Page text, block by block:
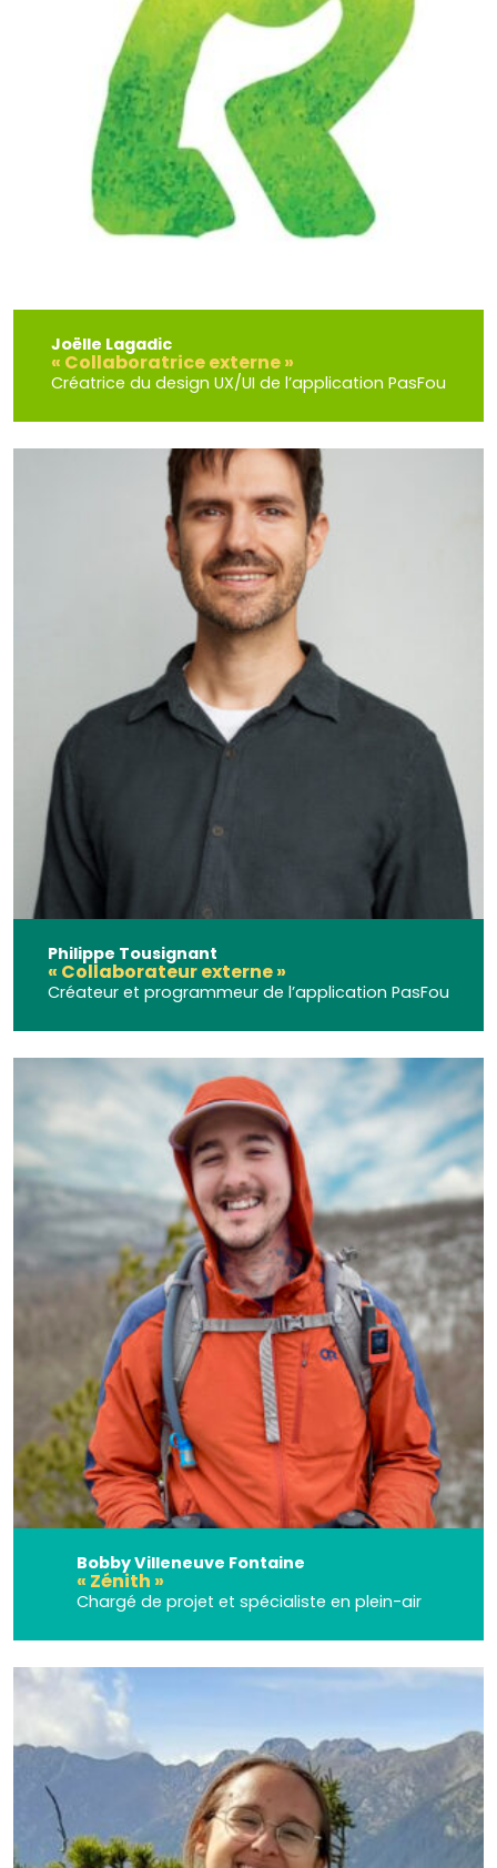
Joëlle Lagadic
« Collaboratrice externe »
Créatrice du design UX/UI de l’application PasFou
Philippe Tousignant
« Collaborateur externe »
Créateur et programmeur de l’application PasFou
Bobby Villeneuve Fontaine
« Zénith »
Chargé de projet et spécialiste en plein-air